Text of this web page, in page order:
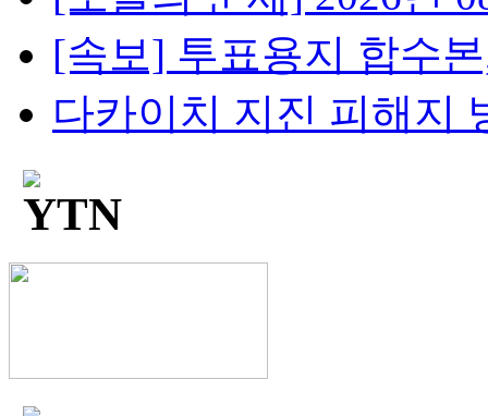
[속보] 투표용지 합수
다카이치 지진 피해지